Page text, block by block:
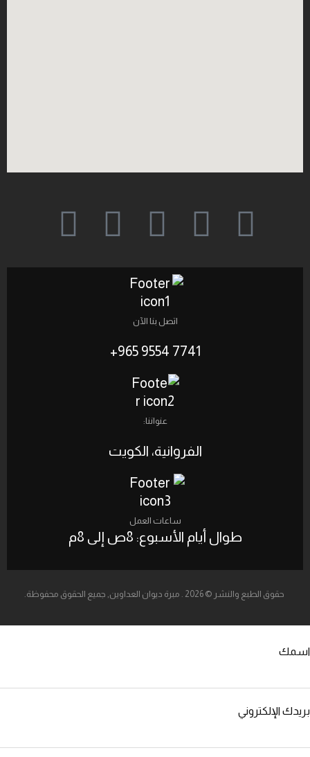
اتصل بنا الآن
7741 9554 965+
عنواننا:
الفروانية، الكويت‎
ساعات العمل
طوال أيام الأسبوع: 8ص إلى 8م
حقوق الطبع والنشر © 2026 . مبرة ديوان العداوين, جميع الحقوق محفوظة.
اسمك
بريدك الإلكتروني